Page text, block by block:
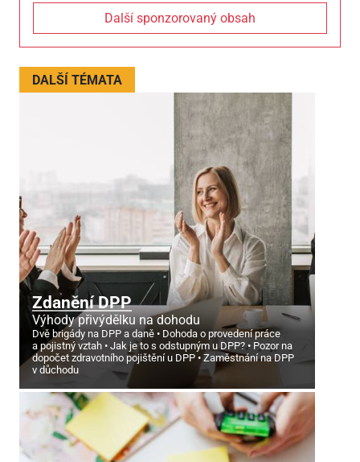
Další sponzorovaný obsah
DALŠÍ TÉMATA
Zdanění DPP
Výhody přivýdělku na dohodu
Dvě brigády na DPP a daně
Dohoda o provedení práce
a pojistný vztah
Jak je to s odstupným u DPP?
Pozor na
dopočet zdravotního pojištění u DPP
Zaměstnání na DPP
v důchodu